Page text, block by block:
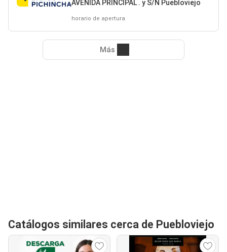
AVENIDA PRINCIPAL . y S/N Puebloviejo
horario de apertura
Más
Catálogos similares cerca de Puebloviejo